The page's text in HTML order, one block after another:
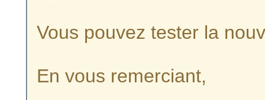
Vous pouvez tester la
En vous remerciant,